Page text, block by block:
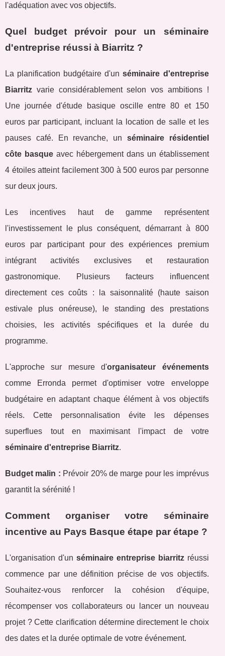
l'adéquation avec vos objectifs.
Quel budget prévoir pour un séminaire
d'entreprise réussi à Biarritz ?
La planification budgétaire d'unséminaire d'entreprise
Biarritz varie considérablement selon vos ambitions !
Une journée d'étude basique oscille entre 80 et 150
euros par participant, incluant la location de salle et les
pauses café. En revanche, un séminaire résidentiel
côte basqueavec hébergement dans un établissement
4 étoiles atteint facilement 300 à 500 euros par personne
sur deux jours.
Les incentives haut de gamme représentent
l'investissement le plus conséquent, démarrant à 800
euros par participant pour des expériences premium
intégrant activités exclusives et restauration
gastronomique. Plusieurs facteurs influencent
directement ces coûts : la saisonnalité (haute saison
estivale plus onéreuse), le standing des prestations
choisies, les activités spécifiques et la durée du
programme.
L'approche sur mesure d'organisateur événements
comme Erronda permet d'optimiser votre enveloppe
budgétaire en adaptant chaque élément à vos objectifs
réels. Cette personnalisation évite les dépenses
superflues tout en maximisant l'impact de votre
séminaire d'entreprise Biarritz.
Budget malin : Prévoir 20% de marge pour les imprévus
garantit la sérénité !
Comment organiser votre séminaire
incentive au Pays Basque étape par étape ?
L'organisation d'un séminaire entreprise biarritzréussi
commence par une définition précise de vos objectifs.
Souhaitez-vous renforcer la cohésion d'équipe,
récompenser vos collaborateurs ou lancer un nouveau
projet ? Cette clarification détermine directement le choix
des dates et la durée optimale de votre événement.